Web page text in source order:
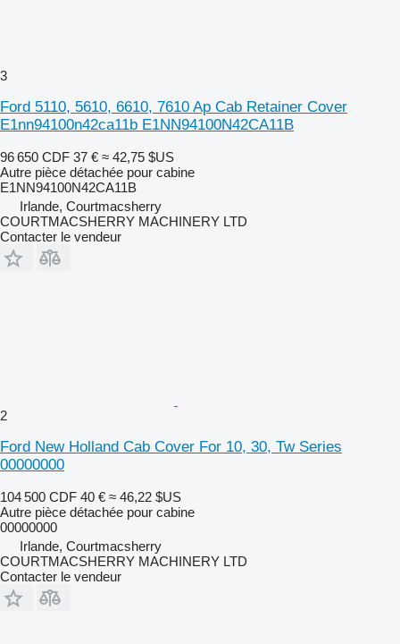
3
Ford 5110, 5610, 6610, 7610 Ap Cab Retainer Cover
E1nn94100n42ca11b E1NN94100N42CA11B
96 650 CDF 37 € ≈ 42,75 $US
Autre pièce détachée pour cabine
E1NN94100N42CA11B
Irlande, Courtmacsherry
COURTMACSHERRY MACHINERY LTD
Contacter le vendeur
2
Ford New Holland Cab Cover For 10, 30, Tw Series
00000000
104 500 CDF 40 € ≈ 46,22 $US
Autre pièce détachée pour cabine
00000000
Irlande, Courtmacsherry
COURTMACSHERRY MACHINERY LTD
Contacter le vendeur